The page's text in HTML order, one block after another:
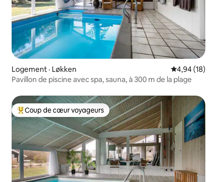
Logement · Løkken Note
4,94 (18)
Pavillon de piscine avec spa, sauna, à 300 m de la plage
Coup de cœur voyageurs parmi les plus aimés
Coup de cœur voyageurs